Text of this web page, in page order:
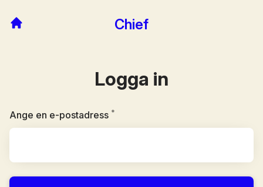
Chief
Logga in
Ange en e-postadress *